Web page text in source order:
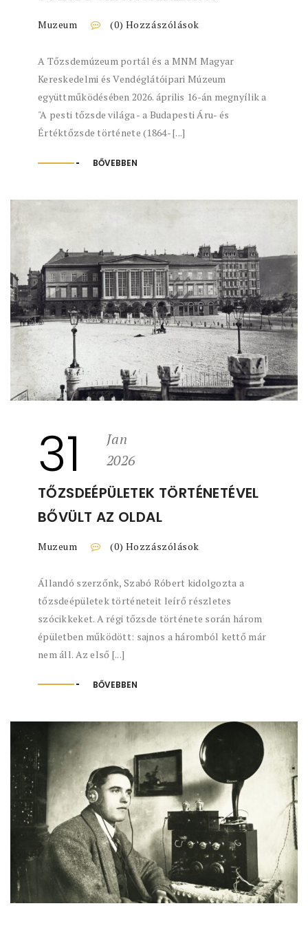
Muzeum (0) Hozzászólások
A Tőzsdemúzeum portál és a MNM Magyar
Kereskedelmi és Vendéglátóipari Múzeum
együttműködésében 2026. április 16-án megnyílik a
"A pesti tőzsde világa - a Budapesti Áru- és
Értéktőzsde története (1864- [...]
BŐVEBBEN
31
Jan
2026
TŐZSDEÉPÜLETEK TÖRTÉNETÉVEL
BŐVÜLT AZ OLDAL
Muzeum (0) Hozzászólások
Állandó szerzőnk, Szabó Róbert kidolgozta a
tőzsdeépületek történeteit leírő részletes
szócikkeket. A régi tőzsde története során három
épületben működött: sajnos a háromból kettő már
nem áll. Az első [...]
BŐVEBBEN